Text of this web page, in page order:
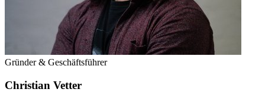
Gründer & Geschäftsführer
Christian Vetter